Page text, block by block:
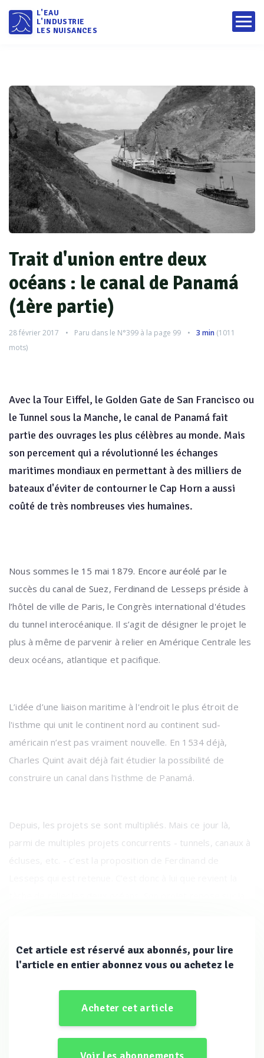
L'EAU
L'INDUSTRIE
LES NUISANCES
Trait d'union entre deux
océans : le canal de Panamá
(1ère partie)
28 février 2017 Paru dans le N°399 à la page 99 3 min (1011
mots)
Avec la Tour Eiffel, le Golden Gate de San Francisco ou
le Tunnel sous la Manche, le canal de Panamá fait
partie des ouvrages les plus célèbres au monde. Mais
son percement qui a révolutionné les échanges
maritimes mondiaux en permettant à des milliers de
bateaux d'éviter de contourner le Cap Horn a aussi
coûté de très nombreuses vies humaines.
Nous sommes le 15 mai 1879. Encore auréolé par le
succès du canal de Suez, Ferdinand de Lesseps préside à
l’hôtel de ville de Paris, le Congrès international d'études
du tunnel interocéanique. Il s’agit de désigner le projet le
plus à même de parvenir à relier en Amérique Centrale les
deux océans, atlantique et pacifique.
L’idée d’une liaison maritime à l'endroit le plus étroit de
l'isthme qui unit le continent nord au continent sud-
américain n’est pas vraiment nouvelle. En 1534 déjà,
Charles Quint avait déjà fait étudier la possibilité de
construire un canal dans l'isthme de Panamá.
Depuis, les projets se sont multipliés. Mais ce jour là,
parmi de multiples projets concurrents - tunnels, canaux à
Cet article est réservé aux abonnés, pour lire
l'article en entier abonnez vous ou achetez le
Acheter cet article